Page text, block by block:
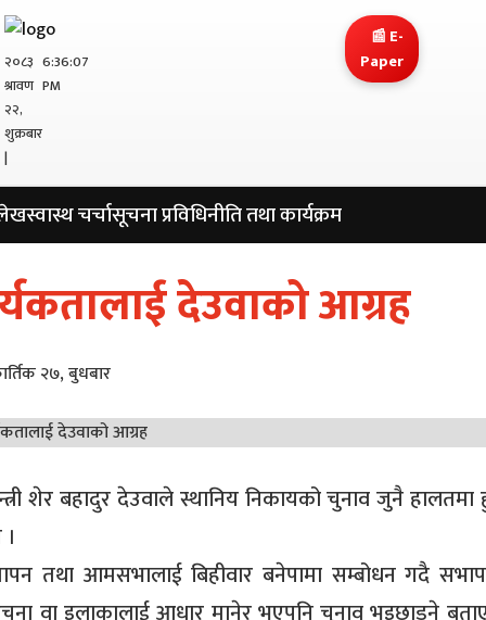
२०८३
श्रावण
२२,
शुक्रबार
|
6:36:08
PM
📰 E-
Paper
स्वास्थ चर्चासूचना प्रविधिनीति तथा कार्यक्रम
देउवाको आग्रह
२७, बुधबार
शेर बहादुर देउवाले स्थानिय निकायको चुनाव जुनै हालतमा
तथा आमसभालाई बिहीवार बनेपामा सम्बोधन गदै